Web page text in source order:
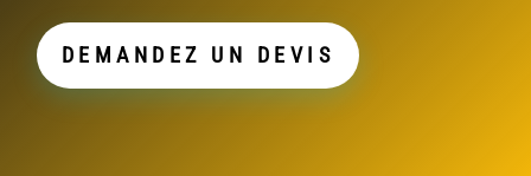
DEMANDEZ UN DEVIS